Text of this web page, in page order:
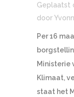
Geplaatst
door
Per 16
Ministerie
Klimaat,
staat het